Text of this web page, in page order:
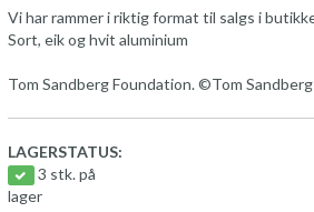
Vi har rammer i riktig format til salgs i
Sort, eik og hvit aluminium
Tom Sandberg Foundation. ©Tom
LAGERSTATUS:
3 stk. på
lager